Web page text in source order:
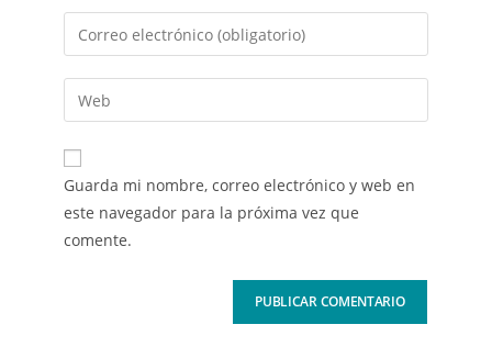
Guarda mi nombre, correo electrónico y web en
este navegador para la próxima vez que
comente.